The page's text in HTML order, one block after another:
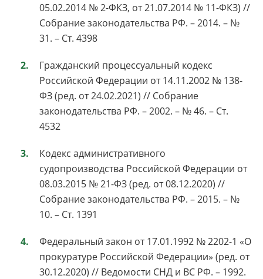
05.02.2014 № 2-ФКЗ, от 21.07.2014 № 11-ФКЗ) //
Собрание законодательства РФ. – 2014. – №
31. – Ст. 4398
Гражданский процессуальный кодекс
Российской Федерации от 14.11.2002 № 138-
ФЗ (ред. от 24.02.2021) // Собрание
законодательства РФ. – 2002. – № 46. – Ст.
4532
Кодекс административного
судопроизводства Российской Федерации от
08.03.2015 № 21-ФЗ (ред. от 08.12.2020) //
Собрание законодательства РФ. – 2015. – №
10. – Ст. 1391
Федеральный закон от 17.01.1992 № 2202-1 «О
прокуратуре Российской Федерации» (ред. от
30.12.2020) // Ведомости СНД и ВС РФ. – 1992.